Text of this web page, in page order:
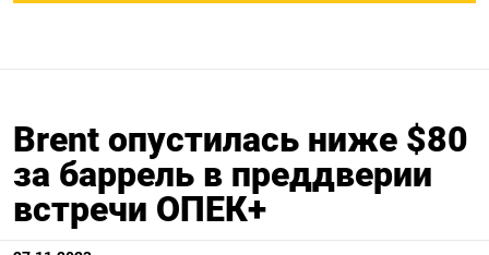
Brent опустилась ниже $80
за баррель в преддверии
встречи ОПЕК+